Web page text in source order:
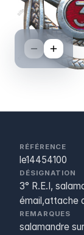
RÉFÉRENCE
le14454100
DÉSIGNATION
3° R.E.I,
émail,attache
REMARQUES
salamandre